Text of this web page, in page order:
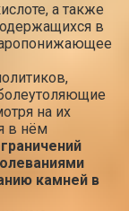
а также
в
на их
в нём
камней в